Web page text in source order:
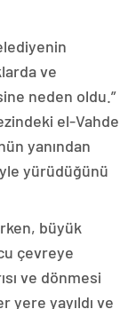
ve
neden oldu.”
el-Vahde
yanından
yürüdüğünü
büyük
çevreye
ve dönmesi
yere yayıldı ve